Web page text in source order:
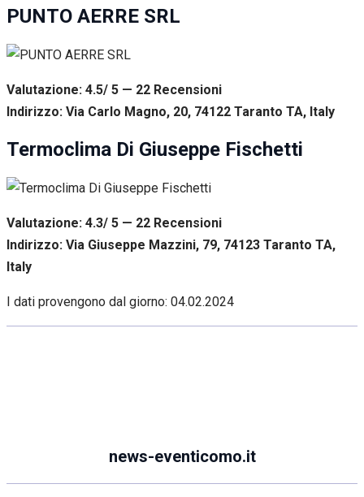
PUNTO AERRE SRL
Valutazione: 4.5/ 5 — 22 Recensioni
Indirizzo: Via Carlo Magno, 20, 74122 Taranto TA, Italy
Termoclima Di Giuseppe Fischetti
Valutazione: 4.3/ 5 — 22 Recensioni
Indirizzo: Via Giuseppe Mazzini, 79, 74123 Taranto TA,
Italy
I dati provengono dal giorno: 04.02.2024
news-eventicomo.it